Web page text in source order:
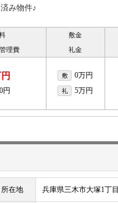
み物件♪
理費
敷金
礼金
円
敷 0万円
礼 5万円
所在地 兵庫県三木市大塚1丁目